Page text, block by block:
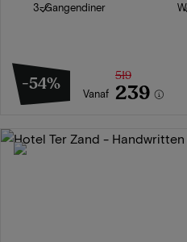
3-Gangendiner
-54% Vanaf
519
239